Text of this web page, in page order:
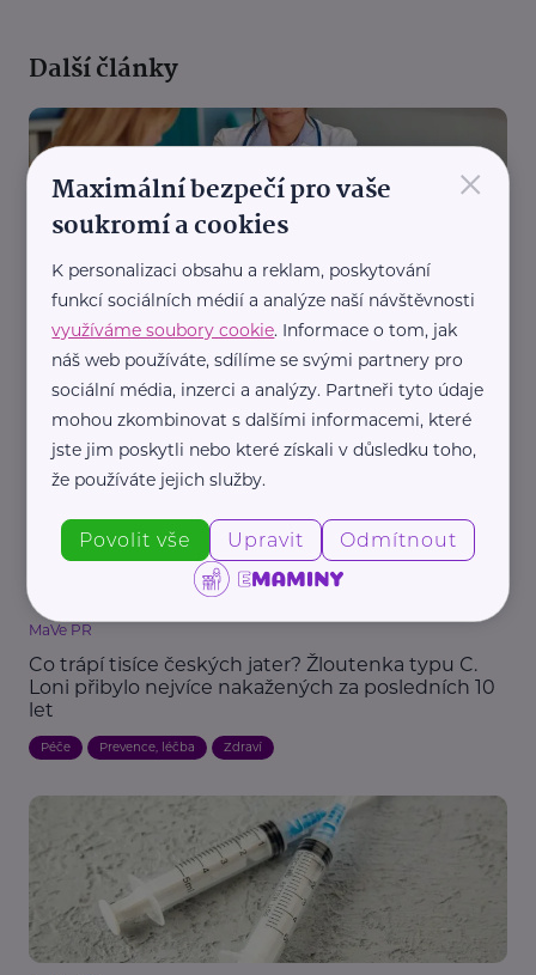
Další články
MaVe PR
Každý rok přibude 250 lidí nakažených virem HIV.
Roste počet pozitivních heterosexuálů
Péče Prevence, léčba Zdraví
MaVe PR
Co trápí tisíce českých jater? Žloutenka typu C.
Loni přibylo nejvíce nakažených za posledních 10
let
Péče Prevence, léčba Zdraví
×
Maximální bezpečí pro vaše
soukromí a cookies
K personalizaci obsahu a reklam, poskytování
funkcí sociálních médií a analýze naší návštěvnosti
využíváme soubory cookie. Informace o tom, jak
náš web používáte, sdílíme se svými partnery pro
sociální média, inzerci a analýzy. Partneři tyto údaje
mohou zkombinovat s dalšími informacemi, které
jste jim poskytli nebo které získali v důsledku toho,
že používáte jejich služby.
Povolit vše Upravit Odmítnout